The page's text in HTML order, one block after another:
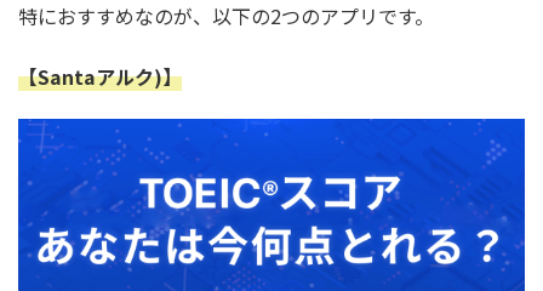
特におすすめなのが、以下の2つのアプリです。
【Santaアルク)】